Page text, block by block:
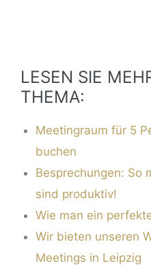
LESEN SIE
THEMA:
Meetingraum für 5
buchen
Besprechungen: So
sind produktiv!
Wie man ein
Wir bieten unseren
Meetings in Leipzig